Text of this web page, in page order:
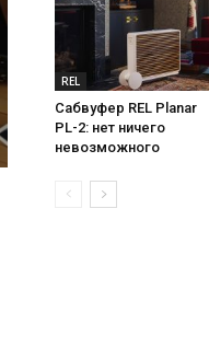
REL
Сабвуфер REL Planar
PL-2: нет ничего
невозможного